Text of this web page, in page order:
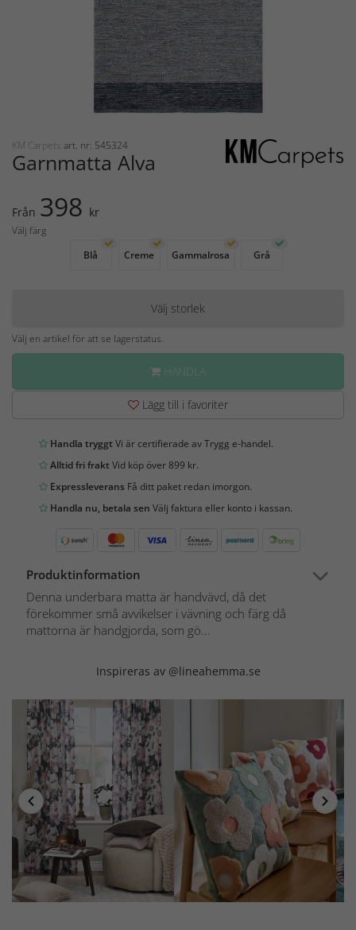
KM Carpets art. nr: 545324
Garnmatta Alva
Från 398 kr
Välj färg
Blå
Creme Gammalrosa Grå
Välj storlek
Välj en artikel för att se lagerstatus.
HANDLA
Lägg till i favoriter
Handla tryggtVi är certifierade av Trygg e-handel.
Alltid fri fraktVid köp över 899 kr.
Expressleverans Få ditt paket redan imorgon.
Handla nu, betala sen Välj faktura eller konto i kassan.
Produktinformation
Denna underbara matta är handvävd, då det
förekommer små avvikelser i vävning och färg då
mattorna är handgjorda, som gö...
Inspireras av @lineahemma.se